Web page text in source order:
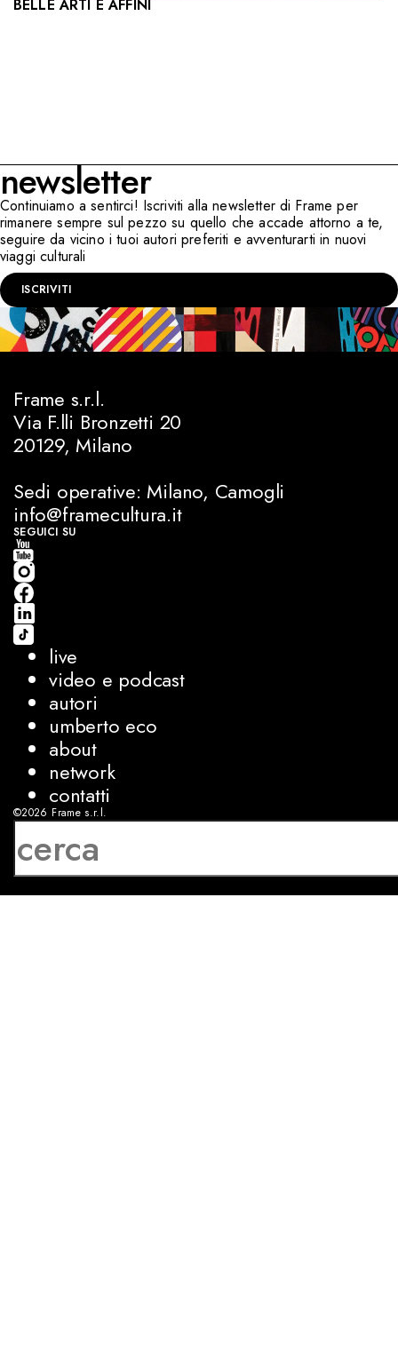
BELLE ARTI E AFFINI
newsletter
Continuiamo a sentirci! Iscriviti alla newsletter di Frame per
rimanere sempre sul pezzo su quello che accade attorno a te,
seguire da vicino i tuoi autori preferiti e avventurarti in nuovi
viaggi culturali
ISCRIVITI
Frame s.r.l.
Via F.lli Bronzetti 20
20129, Milano
Sedi operative: Milano, Camogli
info@framecultura.it
SEGUICI SU
live
video e podcast
autori
umberto eco
about
network
contatti
©2026 Frame s.r.l.
P.IVA 08927250962
sviluppo:Luca Bunino